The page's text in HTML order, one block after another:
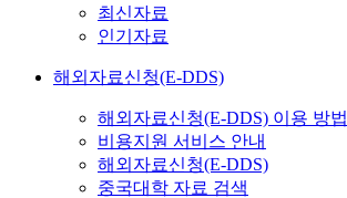
최신자료
인기자료
해외자료신청(E-DDS)
해외자료신청(E-DDS) 이용 방법
비용지원 서비스 안내
해외자료신청(E-DDS)
중국대학 자료 검색